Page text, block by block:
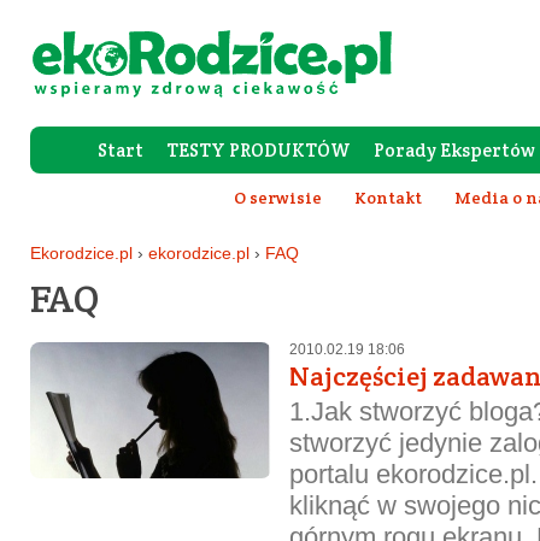
Start TESTY PRODUKTÓW Porady Ekspertów
Forum
O serwisie Kontakt Media o
Ekorodzice.pl › ekorodzice.pl › FAQ
FAQ
2010.02.19 18:06
Najczęściej
1.Jak stworzyć
stworzyć jedynie
portalu
kliknąć w swojego